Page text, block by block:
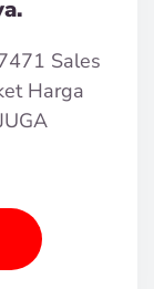
Sales
Harga